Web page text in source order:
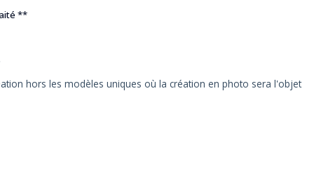
**
hors les modèles uniques où la création en photo sera l'objet